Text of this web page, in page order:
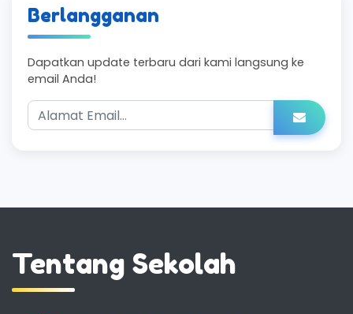
Berlangganan
Dapatkan update terbaru dari kami langsung ke
email Anda!
Tentang Sekolah